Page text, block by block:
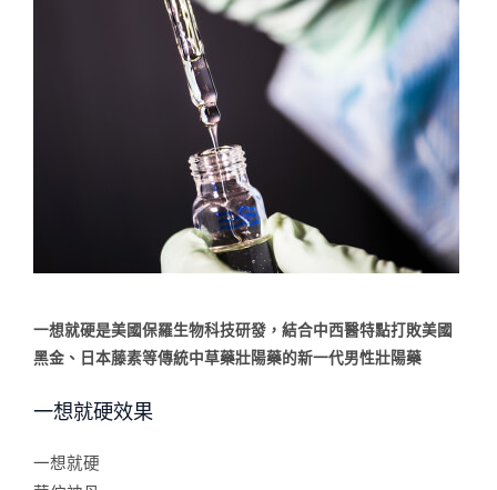
一想就硬是美國保羅生物科技研發，結合中西醫特點打敗美國
黑金、日本藤素等傳統中草藥壯陽藥的新一代男性壯陽藥
一想就硬效果
一想就硬